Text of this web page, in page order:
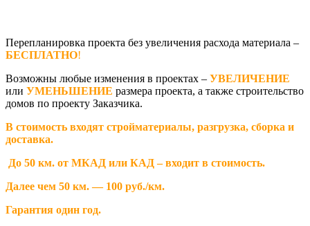
Перепланировка проекта без увеличения расхода материала –
БЕСПЛАТНО!
Возможны любые изменения в проектах – УВЕЛИЧЕНИЕ
или УМЕНЬШЕНИЕ размера проекта, а также строительство
домов по проекту Заказчика.
В стоимость входят стройматериалы, разгрузка, сборка и
доставка.
До 50 км. от МКАД или КАД – входит в стоимость.
Далее чем 50 км. — 100 руб./км.
Гарантия один год.